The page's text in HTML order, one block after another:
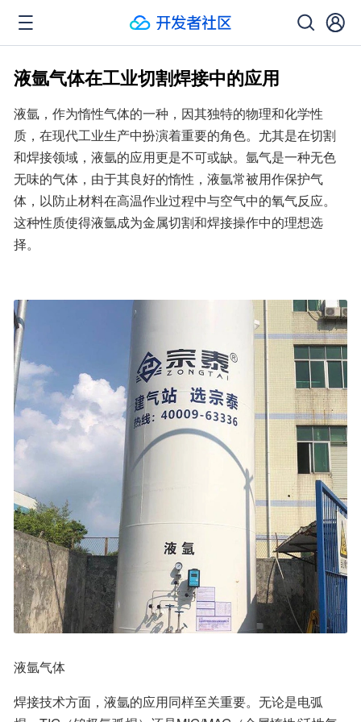
液氩气体在工业切割焊接中的应用
液氩，作为惰性气体的一种，因其独特的物理和化学性
质，在现代工业生产中扮演着重要的角色。尤其是在切割
和焊接领域，液氩的应用更是不可或缺。氩气是一种无色
无味的气体，由于其良好的惰性，液氩常被用作保护气
体，以防止材料在高温作业过程中与空气中的氧气反应。
这种性质使得液氩成为金属切割和焊接操作中的理想选
择。
液氩气体
焊接技术方面，液氩的应用同样至关重要。无论是电弧